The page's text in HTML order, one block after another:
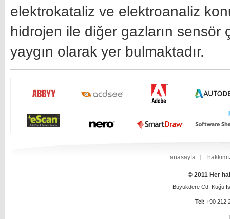
elektrokataliz ve elektroanaliz
hidrojen ile diğer gazların sensör
yaygın olarak yer bulmaktadır.
anasayfa
© 2011 Her
Büyükdere Cd. Kuğu
Tel: +90 212